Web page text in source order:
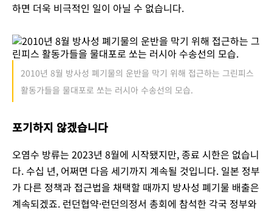
하면 더욱 비극적인 일이 아닐 수 없습니다.
2010년 8월 방사성 폐기물의 운반을 막기 위해 접근하는 그린피스
활동가들을 물대포로 쏘는 러시아 수송선의 모습.
포기하지 않겠습니다
오염수 방류는 2023년 8월에 시작됐지만, 종료 시한은 없습니
다. 수십 년, 어쩌면 다음 세기까지 계속될 것입니다. 일본 정부
가 다른 정책과 접근법을 채택할 때까지 방사성 폐기물 배출은
계속되겠죠. 런던협약·런던의정서 총회에 참석한 각국 정부와